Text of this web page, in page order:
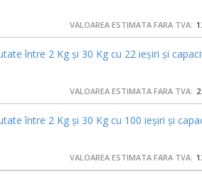
VALOAREA ESTIMATA FARA TVA:
între 2 Kg și 30 Kg cu 22 ieșiri și
VALOAREA ESTIMATA FARA TVA:
între 2 Kg și 30 Kg cu 100 ieșiri și
VALOAREA ESTIMATA FARA TVA: